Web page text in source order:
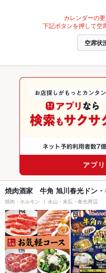
カレンダーの
下記ボタンを押して空
空席状
焼肉酒家 牛角 旭川春光ドン・
焼肉・ホルモン 永山・末広・春光周辺